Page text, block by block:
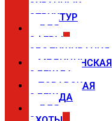
ОХРАННЫХ
СТРУКТУР
ДЛЯ
СФЕРЫ
ОБСЛУЖИВАНИЯ
МЕДИЦИНСКАЯ
ОДЕЖДА
ПОВАРСКАЯ
ОДЕЖДА
ДЛЯ